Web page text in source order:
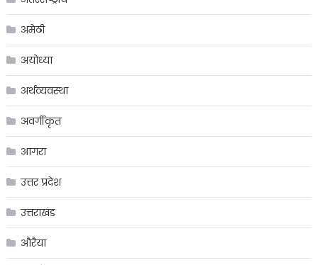
अमेठी
अयोध्या
अर्थव्यवस्था
अवर्गीकृत
आगरा
उत्तर प्रदेश
उत्तराखंड
औरैया